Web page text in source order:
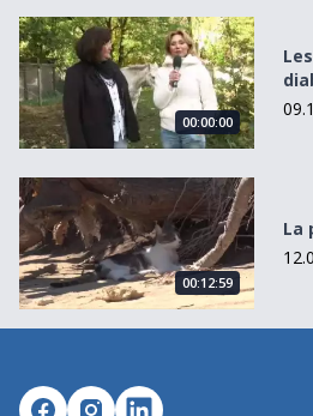
Les chiens-guides pour
00:00:00
La plage aux Chats
00:12:59
La